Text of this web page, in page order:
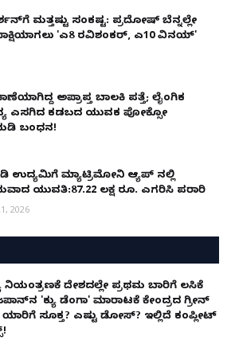
ಮತ್ತಷ್ಟು ಸಂಕಷ್ಟ: ಪ್ರದೋಷ್ ಬೆನ್ನಲ್ಲೇ
'ಎ8 ರವಿಶಂಕರ್, ಎ10 ವಿನಯ್'
ಅಪ್ರಾಪ್ತ ಬಾಲಕಿ ಪತ್ತೆ; ಲೈಂಗಿಕ
ಎಸಗಿದ ಕಡಬದ ಯುವಕ ಪೋಕ್ಸೋ
ಬಂಧನ!
ಉದ್ಯಮಿಗೆ ಮ್ಯಾಟ್ರಿಮೋನಿ ಆ್ಯಪ್ ನಲ್ಲಿ
ಯುವತಿ:87.22 ಲಕ್ಷ ರೂ. ಎಗರಿಸಿ ಪರಾರಿ
2026
ನಿಯಂತ್ರಣಕ್ಕೆ ದೇಶದಲ್ಲೇ ಪ್ರಥಮ ಬಾರಿಗೆ ಲಸಿಕೆ
'ಕ್ಯು ಡೆಂಗಾ' ಮಾರಾಟಕ್ಕೆ ಕೇಂದ್ರದ ಗ್ರೀನ್
ಸೂಕ್ತ? ಎಷ್ಟು ಡೋಸ್? ಇಲ್ಲಿದೆ ಕಂಪ್ಲೀಟ್